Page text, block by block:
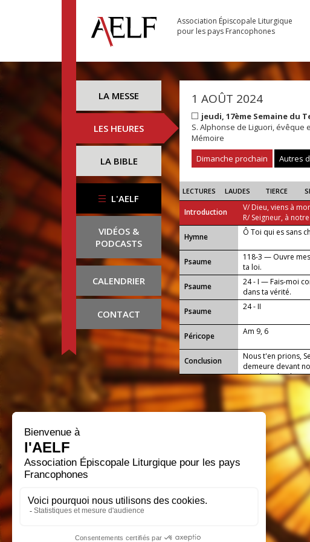
Association Épiscopale Liturgique
pour les pays Francophones
LA MESSE
LES HEURES
LA BIBLE
L'AELF
VIDÉOS &
PODCASTS
CALENDRIER
CONTACT
1 AOÛT 2024
jeudi, 17ème Semaine du
S. Alphonse de Liguori, évêque
Mémoire
Dimanche prochain
Autres
LECTURES LAUDES TIERCE
Introduction
V/ Dieu, viens à
R/ Seigneur, à
...
Hymne Ô Toi qui es sans
Psaume
118-3 — Ouvre
ta loi.
Psaume
24 - I — Fais-moi
dans ta vérité.
Psaume
24 - II
Péricope Am 9, 6
Conclusion
Nous t'en prions,
demeure devant
Lui, Jésus, le